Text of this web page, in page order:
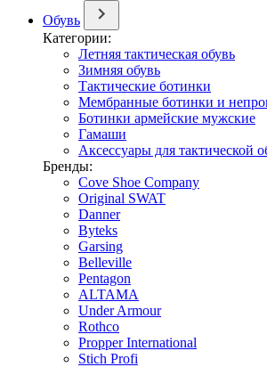
Обувь
Категории:
Летняя тактическая обувь
Зимняя обувь
Тактические ботинки
Мембранные ботинки и
Ботинки армейские мужские
Гамаши
Аксессуары для тактической
Бренды:
Cove Shoe Company
Original SWAT
Danner
Byteks
Garsing
Belleville
Pentagon
ALTAMA
Under Armour
Rothco
Propper International
Stich Profi